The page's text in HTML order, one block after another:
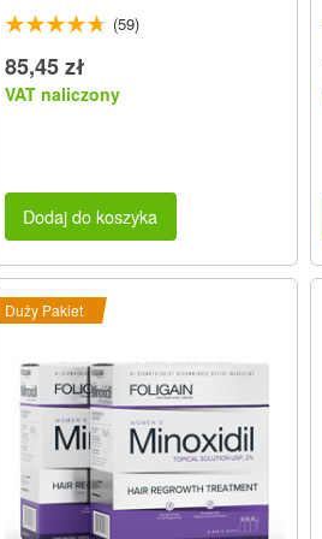
(59)
85,45 zł
VAT naliczony
Dodaj do koszyka
Duży Pakiet